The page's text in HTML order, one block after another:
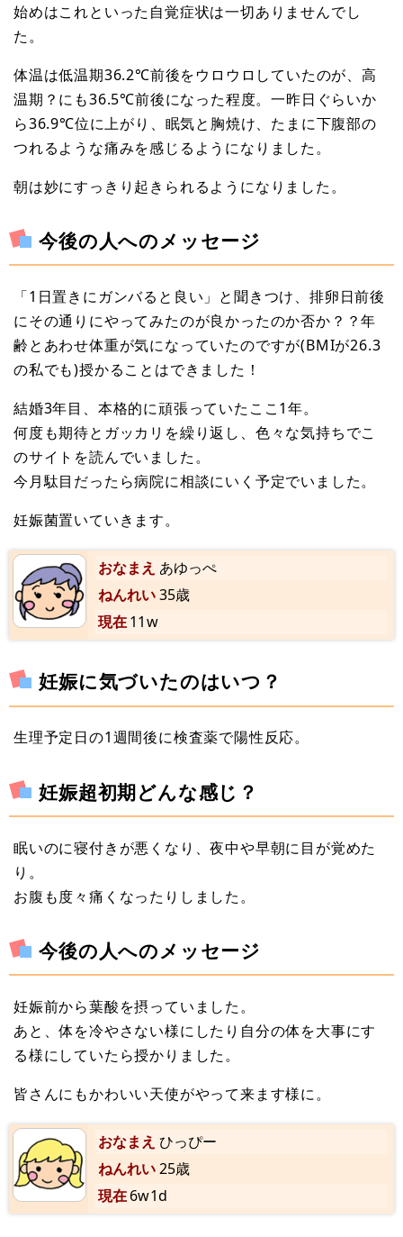
始めはこれといった自覚症状は一切ありませんでし
た。
体温は低温期36.2℃前後をウロウロしていたのが、高
温期？にも36.5℃前後になった程度。一昨日ぐらいか
ら36.9℃位に上がり、眠気と胸焼け、たまに下腹部の
つれるような痛みを感じるようになりました。
朝は妙にすっきり起きられるようになりました。
今後の人へのメッセージ
「1日置きにガンバると良い」と聞きつけ、排卵日前後
にその通りにやってみたのが良かったのか否か？？年
齢とあわせ体重が気になっていたのですが(BMIが26.3
の私でも)授かることはできました！
結婚3年目、本格的に頑張っていたここ1年。
何度も期待とガッカリを繰り返し、色々な気持ちでこ
のサイトを読んでいました。
今月駄目だったら病院に相談にいく予定でいました。
妊娠菌置いていきます。
おなまえ あゆっぺ
ねんれい35歳
現在11w
妊娠に気づいたのはいつ？
生理予定日の1週間後に検査薬で陽性反応。
妊娠超初期どんな感じ？
眠いのに寝付きが悪くなり、夜中や早朝に目が覚めた
り。
お腹も度々痛くなったりしました。
今後の人へのメッセージ
妊娠前から葉酸を摂っていました。
あと、体を冷やさない様にしたり自分の体を大事にす
る様にしていたら授かりました。
皆さんにもかわいい天使がやって来ます様に。
おなまえ ひっぴー
ねんれい25歳
現在6w1d